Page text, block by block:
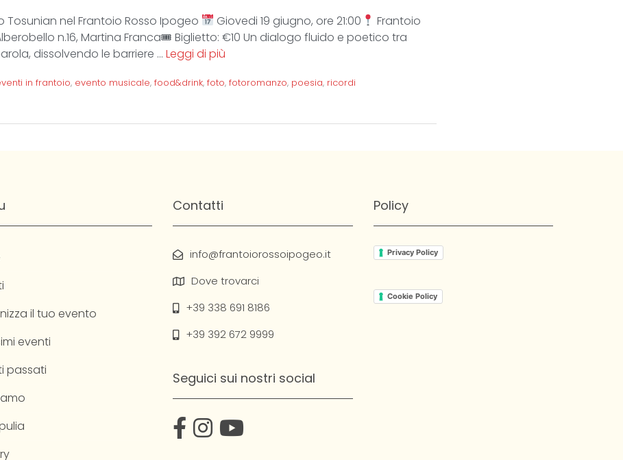
Tosunian nel Frantoio Rosso Ipogeo Giovedi 19 giugno, ore 21:00
Frantoio
n.16, Martina Franca🎟 Biglietto: €10 Un dialogo fluido e poetico tra
dissolvendo le barriere … Leggi di più
in frantoio, evento musicale, food&drink, foto, fotoromanzo, poesia, ricordi
il tuo evento
eventi
passati
Contatti
info@frantoiorossoipogeo.it
Dove trovarci
+39 338 691 8186
+39 392 672 9999
Seguici sui nostri social
Policy
Privacy Policy
Cookie Policy